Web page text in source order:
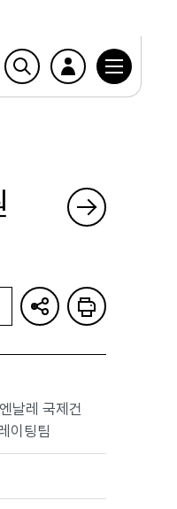
날레 국제건
이팅팀